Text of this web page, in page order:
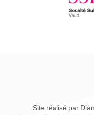
Site réalisé par